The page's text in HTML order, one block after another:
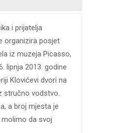
i prijatelja
organizira posjet
iz muzeja Picasso,
lipnja 2013. godine
Klovićevi dvori na
stručno vodstvo.
a broj mjesta je
da svoj